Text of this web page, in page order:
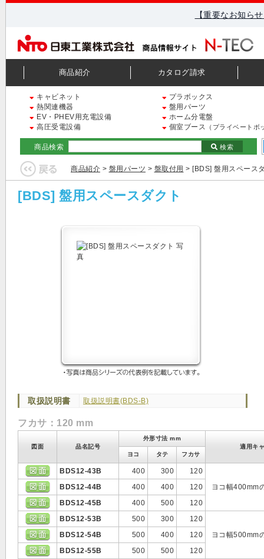
【重要なお知ら
商品紹介 カタログ請求
キャビネット
プラボックス
熱関連機器
盤用パーツ
EV・PHEV用充電設備
ホーム分電盤
高圧受電設備
個室ブース （プライベートボ
商品検索 検索
商品紹介 > 盤用パーツ > 盤取付用 > [BDS] 盤用スペース
[BDS] 盤用スペースダクト
取扱説明書 取扱説明書(BDS-B)
フカサ：120 mm
図面 品名記号
外形寸法 mm
適用キ
ヨコ
タテ フカサ
BDS12-43B 400 300
120
ヨコ幅400mm
BDS12-44B 400 400
120
BDS12-45B
400 500
120
BDS12-53B
500 300
120
ヨコ幅500mm
BDS12-54B 500 400
120
BDS12-55B
500 500
120